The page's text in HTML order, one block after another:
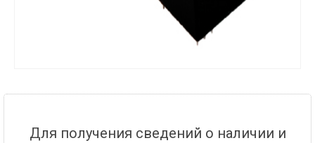
Для получения сведений о наличии и